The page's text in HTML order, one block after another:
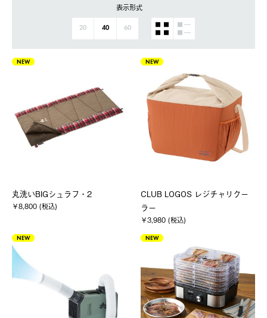
表示形式
20 40 60
NEW
丸洗いBIGシュラフ・2
￥8,800 (税込)
NEW
CLUB LOGOS レジチャリクー
ラー
￥3,980 (税込)
NEW NEW